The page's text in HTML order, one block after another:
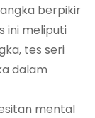
berpikir
ini meliputi
tes seri
dalam
mental